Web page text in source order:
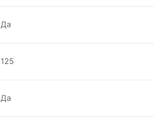
Да
125
Да